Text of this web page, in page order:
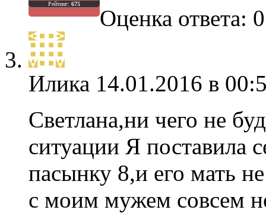
Рейтинг: 675
Оценка ответа:
Илика 14.01.2016 в
Светлана,ни чего не
ситуации Я поставила
пасынку 8,и его мать
с моим мужем совсем